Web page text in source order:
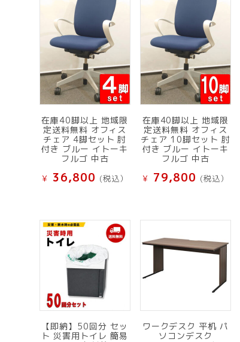
在庫40脚以上 地域限
定送料無料 オフィス
チェア 4脚セット 肘
付き ブルー イトーキ
フルゴ 中古
¥ 36,800 (税込）
在庫40脚以上 地域限
定送料無料 オフィス
チェア 10脚セット 肘
付き ブルー イトーキ
フルゴ 中古
¥ 79,800 (税込）
【即納】50回分 セッ
ト 災害用トイレ 簡易
ワークデスク 平机 パ
ソコンデスク